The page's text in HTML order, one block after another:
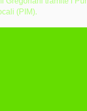
(PIM).